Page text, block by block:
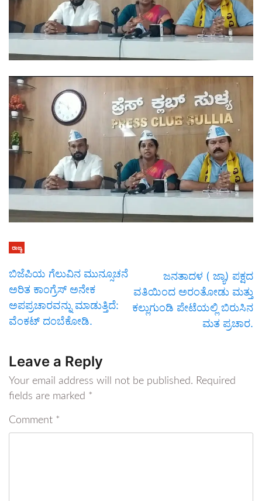
ರಾಜ್ಯ
ಬಿಜೆಪಿಯ ಗೆಲುವಿನ ಮುನ್ಸೂಚನೆ
ಅರಿತ ಕಾಂಗ್ರೆಸ್ ಅನೇಕ
ಅಪಪ್ರಚಾರವನ್ನು ಮಾಡುತ್ತಿದೆ:
ವೆಂಕಟ್ ದಂಬೆಕೋಡಿ.
ಜನತಾದಳ ( ಜ್ಯಾ) ಪಕ್ಷದ
ವತಿಯಿಂದ ಅರಂತೋಡು ಮತ್ತು
ಕಲ್ಲುಗುಂಡಿ ಪೇಟೆಯಲ್ಲಿ ಬಿರುಸಿನ
ಮತ ಪ್ರಚಾರ.
Leave a Reply
Your email address will not be published. Required
fields are marked *
Comment *